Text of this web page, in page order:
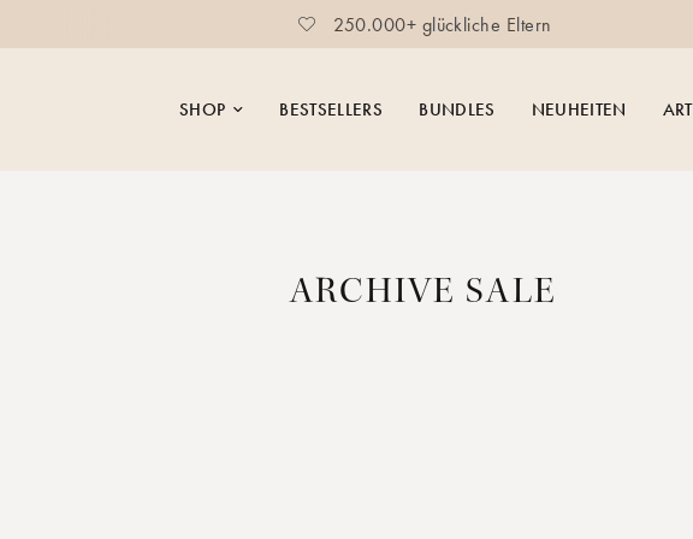
250.000+ glückliche Eltern
SHOP BESTSELLERS BUNDLES NEUHEITEN
ARCHIVE SALE